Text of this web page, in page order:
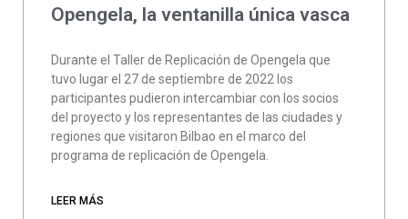
Opengela, la ventanilla única vasca
Durante el Taller de Replicación de Opengela que
tuvo lugar el 27 de septiembre de 2022 los
participantes pudieron intercambiar con los socios
del proyecto y los representantes de las ciudades y
regiones que visitaron Bilbao en el marco del
programa de replicación de Opengela.
LEER MÁS